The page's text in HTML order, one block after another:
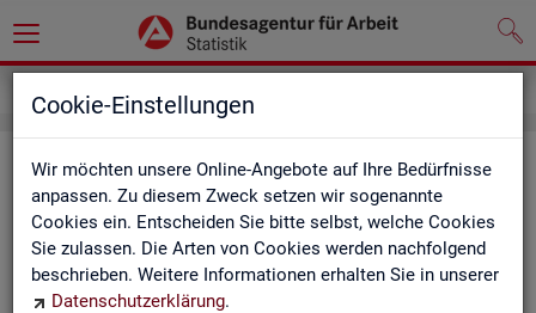
Cookie-Einstellungen
Wir möchten unsere Online-Angebote auf Ihre Bedürfnisse
anpassen. Zu diesem Zweck setzen wir sogenannte
Cookies ein. Entscheiden Sie bitte selbst, welche Cookies
Sie zulassen. Die Arten von Cookies werden nachfolgend
beschrieben. Weitere Informationen erhalten Sie in unserer
Datenschutzerklärung.
News­let­ter Sta­tis­tik und Ar­beits­
markt­be­richt­erstat­tung der BA
Mit dem mo­nat­li­chen News­let­ter in­for­mie­ren wir Sie über
ver­schie­de­ne The­men und ak­tu­el­le Ent­wick­lun­gen.